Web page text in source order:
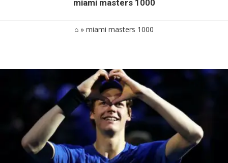
miami masters 1000
⌂ » miami masters 1000